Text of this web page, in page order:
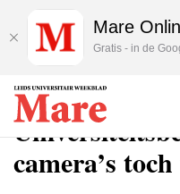
NIEUWS
camera’s
Mare
Gratis - in de